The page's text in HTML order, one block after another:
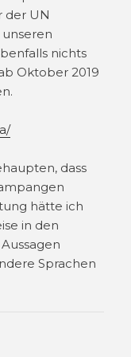
der UN
nichts
Oktober 2019
dass
hätte ich
in den
Sprachen